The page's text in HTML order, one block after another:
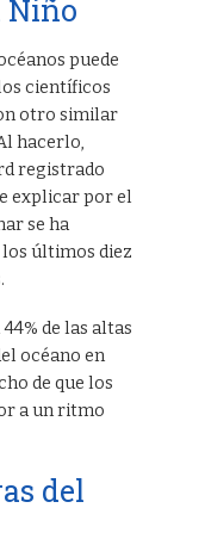
Niño
puede
científicos
otro similar
hacerlo,
registrado
explicar por el
se ha
últimos diez
de las altas
océano en
de que los
a un ritmo
del